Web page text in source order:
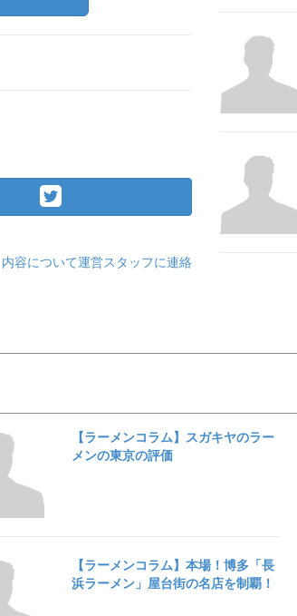
内容について運営スタッフに連絡
【ラーメンコラム】スガキヤのラー
メンの東京の評価
【ラーメンコラム】本場！博多「長
浜ラーメン」屋台街の名店を制覇！